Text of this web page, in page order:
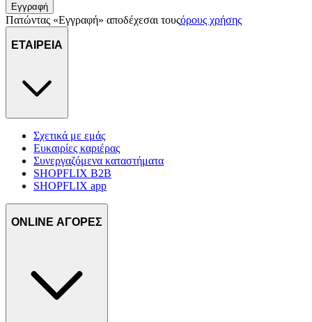
Εγγραφή
Πατώντας «Εγγραφή» αποδέχεσαι τουςόρους χρήσης
ΕΤΑΙΡΕΙΑ
Σχετικά με εμάς
Ευκαιρίες καριέρας
Συνεργαζόμενα καταστήματα
SHOPFLIX B2B
SHOPFLIX app
ONLINE ΑΓΟΡΕΣ